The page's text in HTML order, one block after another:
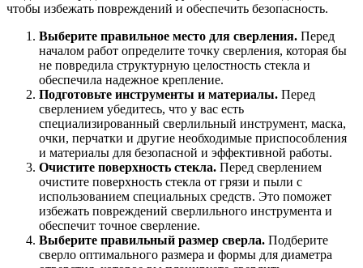
чтобы избежать повреждений и обеспечить безопасность.
Выберите правильное место для сверления. Перед
началом работ определите точку сверления, которая бы
не повредила структурную целостность стекла и
обеспечила надежное крепление.
Подготовьте инструменты и материалы. Перед
сверлением убедитесь, что у вас есть
специализированный сверлильный инструмент, маска,
очки, перчатки и другие необходимые приспособления
и материалы для безопасной и эффективной работы.
Очистите поверхность стекла. Перед сверлением
очистите поверхность стекла от грязи и пыли с
использованием специальных средств. Это поможет
избежать повреждений сверлильного инструмента и
обеспечит точное сверление.
Выберите правильный размер сверла. Подберите
сверло оптимального размера и формы для диаметра